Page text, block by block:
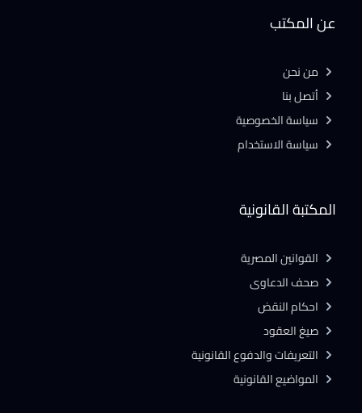
المكتبة القانونية
القوانين المصرية
صحف الدعاوى
احكام النقض
صيغ العقود
التعريفات والدفوع القانونية
المواضيع القانونية
عن المكتب
من نحن
أتصل بنا
سياسة الخصوصية
سياسة الاستخدام